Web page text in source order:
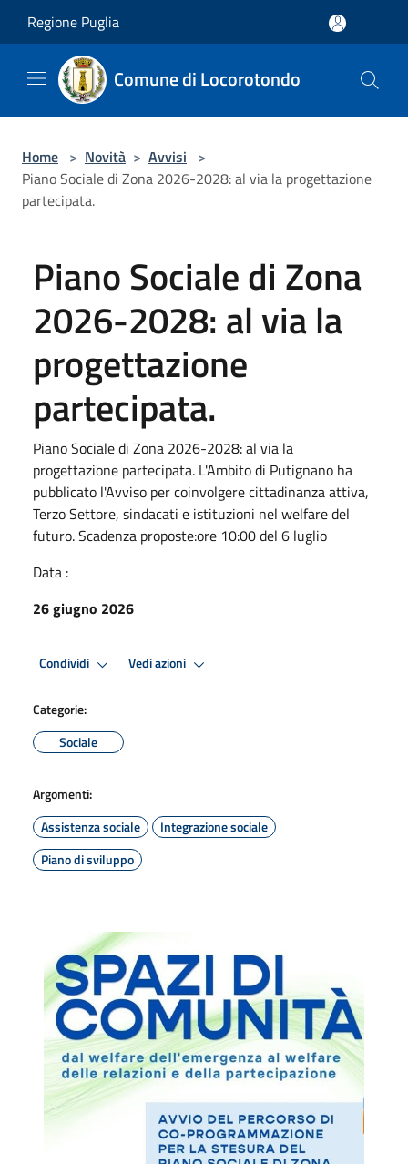
Regione Puglia
Comune di Locorotondo
Home > Novità > Avvisi >
Piano Sociale di Zona 2026-2028: al via la progettazione
partecipata.
Piano Sociale di Zona
2026-2028: al via la
progettazione
partecipata.
Piano Sociale di Zona 2026-2028: al via la
progettazione partecipata. L'Ambito di Putignano ha
pubblicato l'Avviso per coinvolgere cittadinanza attiva,
Terzo Settore, sindacati e istituzioni nel welfare del
futuro. Scadenza proposte:ore 10:00 del 6 luglio
Data :
26 giugno 2026
Condividi Vedi azioni
Categorie:
Sociale
Argomenti:
Assistenza sociale
Integrazione sociale
Piano di sviluppo